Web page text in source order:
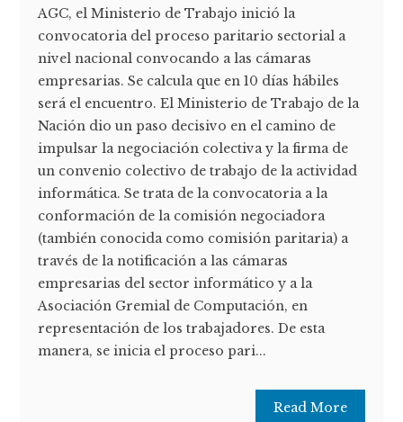
AGC, el Ministerio de Trabajo inició la
convocatoria del proceso paritario sectorial a
nivel nacional convocando a las cámaras
empresarias. Se calcula que en 10 días hábiles
será el encuentro. El Ministerio de Trabajo de la
Nación dio un paso decisivo en el camino de
impulsar la negociación colectiva y la firma de
un convenio colectivo de trabajo de la actividad
informática. Se trata de la convocatoria a la
conformación de la comisión negociadora
(también conocida como comisión paritaria) a
través de la notificación a las cámaras
empresarias del sector informático y a la
Asociación Gremial de Computación, en
representación de los trabajadores. De esta
manera, se inicia el proceso pari...
Read More